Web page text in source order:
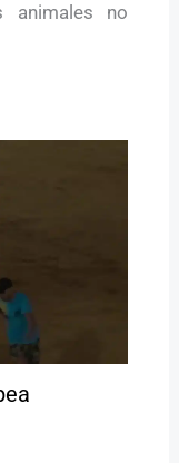
animales no